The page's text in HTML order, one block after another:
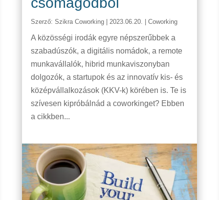
Szerző: Szikra Coworking| 2023.06.20. Coworking
A közösségi irodák egyre népszerűbbek a
szabadúszók, a digitális nomádok, a remote
munkavállalók, hibrid munkaviszonyban
dolgozók, a startupok és az innovatív kis- és
középvállalkozások (KKV-k) körében is. Te is
szívesen kipróbálnád a coworkinget? Ebben
a cikkben...